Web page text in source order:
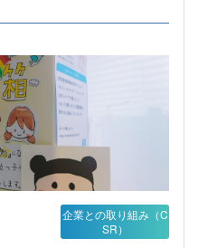
企業との取り組み（C
SR）